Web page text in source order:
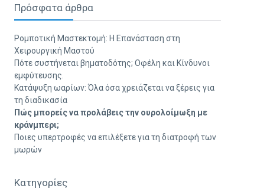
Πρόσφατα άρθρα
Ρομποτική Μαστεκτομή: Η Επανάσταση στη
Χειρουργική Μαστού
Πότε συστήνεται βηματοδότης; Οφέλη και Κίνδυνοι
εμφύτευσης.
Κατάψυξη ωαρίων: Όλα όσα χρειάζεται να ξέρεις για
τη διαδικασία
Πώς μπορείς να προλάβεις την ουρολοίμωξη με
κράνμπερι;
Ποιες υπερτροφές να επιλέξετε για τη διατροφή των
μωρών
Κατηγορίες